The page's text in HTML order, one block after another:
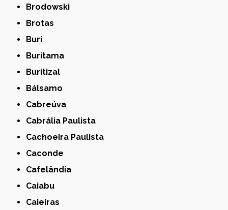
Brodowski
Brotas
Buri
Buritama
Buritizal
Bálsamo
Cabreúva
Cabrália Paulista
Cachoeira Paulista
Caconde
Cafelândia
Caiabu
Caieiras